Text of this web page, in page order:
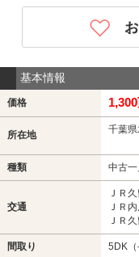
基本情報
価格
所在地 千葉
種類 中古
交通
ＪＲ
ＪＲ
ＪＲ
間取り 5DK（-